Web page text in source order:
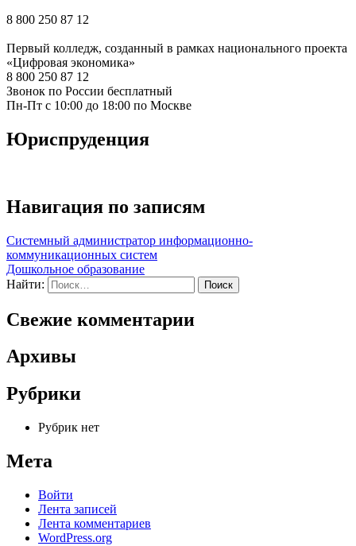
8 800 250 87 12
Первый колледж, созданный в рамках национального проекта
«Цифровая экономика»
8 800 250 87 12
Звонок по России бесплатный
Пн-Пт с 10:00 до 18:00 по Москве
Юриспруденция
Навигация по записям
Системный администратор информационно-
коммуникационных систем
Дошкольное образование
Найти:
Свежие комментарии
Архивы
Рубрики
Рубрик нет
Мета
Войти
Лента записей
Лента комментариев
WordPress.org